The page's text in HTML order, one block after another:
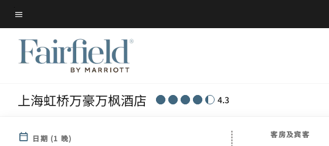
Skip
to
main
content
菜单文本
上海虹桥万豪万枫酒店 4.3
日期 (1 晚) 客房及宾客